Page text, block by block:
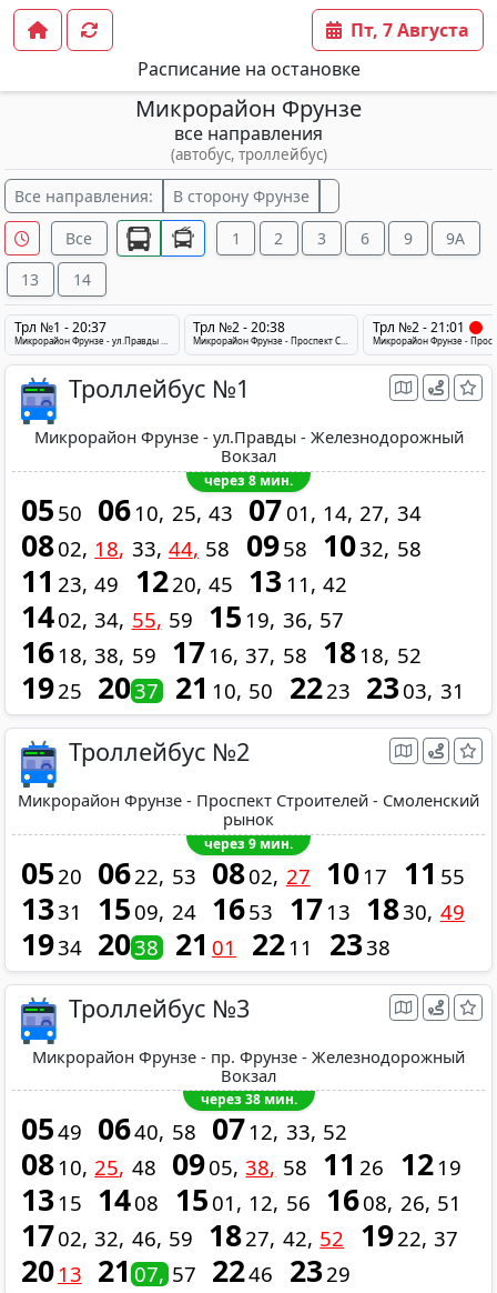
Расписание на остановке
Пт, 7 Августа
Микрорайон Фрунзе
все направления
(автобус, троллейбус)
Все направления: В сторону Фрунзе
Все 1 2 3 6 9
9А
13
14
Трл №1 - 20:37 Трл №2 - 20:38 Трл №2 - 21:01
Троллейбус №1
Микрорайон Фрунзе - ул.Правды - Железнодорожный
Вокзал
через 8 мин.
05 50 06 10 25 43 07 01 14 27 34
0802 18 33 44 58 0958 1032 58
11 23 49 1220 45 13 11 42
1402 34 55 59 15 19 36 57
16 18 38 59 17 16 37 58 18 18 52
1925 2037 21 10 50 2223 2303 31
Троллейбус №2
Микрорайон Фрунзе - Проспект Строителей - Смоленский
рынок
через 9 мин.
05 20 0622 53 0802 27 10 17 11 55
1331 15 09 24 1653 17 13 1830 49
1934 2038 21 01 22 11 2338
Троллейбус №3
Микрорайон Фрунзе - пр. Фрунзе - Железнодорожный
Вокзал
через 38 мин.
0549 0640 58 07 12 33 52
08 10 25 48 0905 38 58 11 26 12 19
13 15 1408 15 01 12 56 1608 26 51
1702 32 46 59 1827 42 52 1922 37
20 13 2107 57 2246 2329